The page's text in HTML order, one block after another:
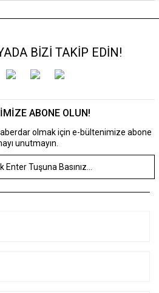
BİZİ TAKİP EDİN!
ABONE OLUN!
olmak için e-bültenimize abone
unutmayın.